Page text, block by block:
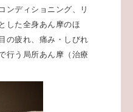
ンディショニング、リ
した全身あん摩のほ
の疲れ、痛み・しびれ
行う局所あん摩（治療